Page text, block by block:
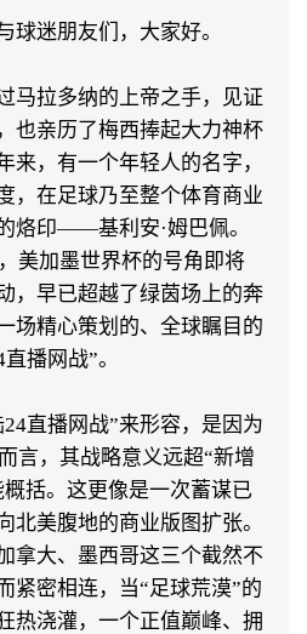
球迷朋友们，大家好。
马拉多纳的上帝之手，见证
也亲历了梅西捧起大力神杯
来，有一个年轻人的名字，
，在足球乃至整个体育商业
烙印——基利安·姆巴佩。
美加墨世界杯的号角即将
，早已超越了绿茵场上的奔
场精心策划的、全球瞩目的
播网战”。
直播网战”来形容，是因为
言，其战略意义远超“新增
括。这更像是一次蓄谋已
北美腹地的商业版图扩张。
拿大、墨西哥这三个截然不
紧密相连，当“足球荒漠”的
热浇灌，一个正值巅峰、拥